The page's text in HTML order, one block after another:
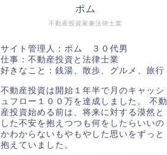
不動産投資家兼法律士業
ポム
サイト管理人：ポム ３０代男
仕事：不動産投資と法律士業
好きなこと：銭湯、散歩、グルメ、旅行
不動産投資は開始１年半で月のキャッシ
ュフロー１００万を達成しました。 不動
産投資始める前は、将来に対する漠然と
した不安を抱えつつも何をしたらいいの
かわからないもやもやした思いをずっと
抱えていました。